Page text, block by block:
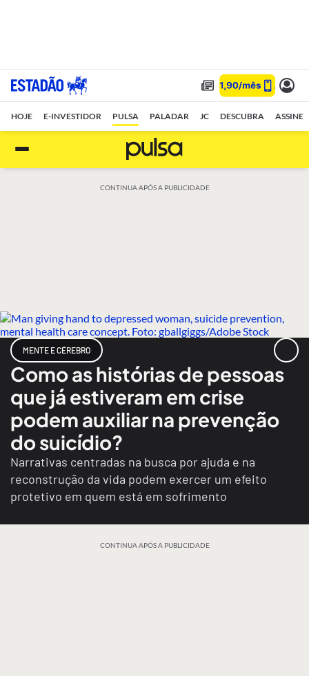
HOJE E-INVESTIDOR PULSA PALADAR JC DESCUBRA ASSINE
CONTINUA APÓS A PUBLICIDADE
MENTE E CÉREBRO
Como as histórias de pessoas
que já estiveram em crise
podem auxiliar na prevenção
do suicídio?
Narrativas centradas na busca por ajuda e na
reconstrução da vida podem exercer um efeito
protetivo em quem está em sofrimento
CONTINUA APÓS A PUBLICIDADE